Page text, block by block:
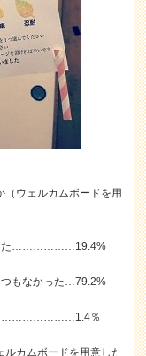
ウェルカムボードを用
った………………19.4%
つもなかった…79.2%
％
カムボードを用意した